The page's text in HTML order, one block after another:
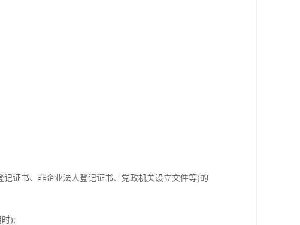
证书、非企业法人登记证书、党政机关设立文件等)的
);